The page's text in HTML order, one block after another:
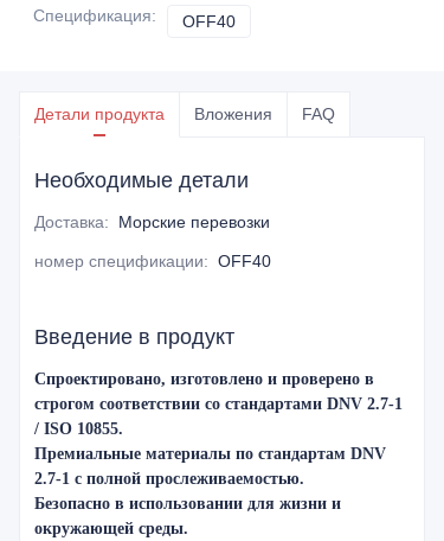
Спецификация: OFF40
Детали продукта Вложения FAQ
Необходимые детали
Доставка: Морские перевозки
номер спецификации: OFF40
Введение в продукт
Спроектировано, изготовлено и проверено в
строгом соответствии со стандартами DNV 2.7-1
/ ISO 10855.
Премиальные материалы по стандартам DNV
2.7-1 с полной прослеживаемостью.
Безопасно в использовании для жизни и
окружающей среды.